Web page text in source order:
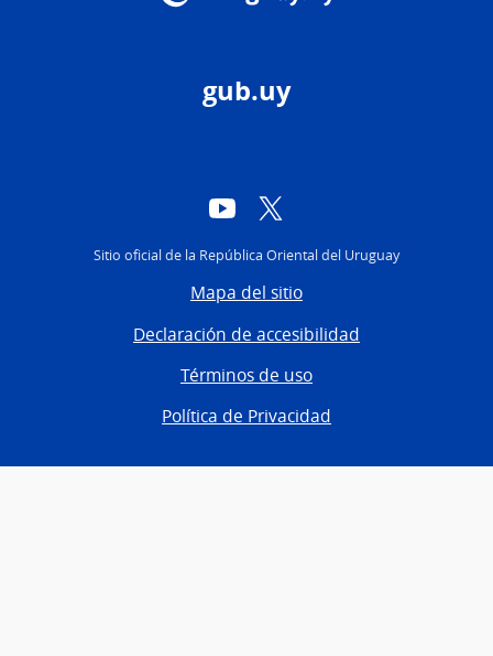
gub.uy
YouTube
Sitio oficial de la República Oriental del Uruguay
Mapa del sitio
Declaración de accesibilidad
Términos de uso
Política de Privacidad